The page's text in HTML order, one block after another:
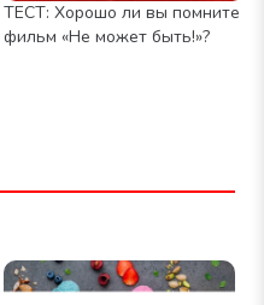
ТЕСТ: Хорошо ли вы помните
фильм «Не может быть!»?